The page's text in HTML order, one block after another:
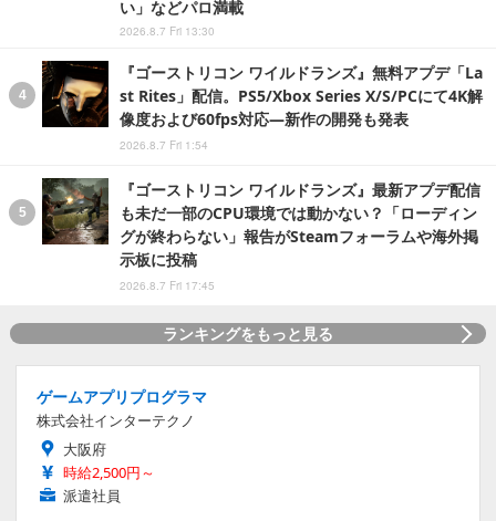
い」などパロ満載
2026.8.7 Fri 13:30
『ゴーストリコン ワイルドランズ』無料アプデ「La
st Rites」配信。PS5/Xbox Series X/S/PCにて4K解
像度および60fps対応―新作の開発も発表
2026.8.7 Fri 1:54
『ゴーストリコン ワイルドランズ』最新アプデ配信
も未だ一部のCPU環境では動かない？「ローディン
グが終わらない」報告がSteamフォーラムや海外掲
示板に投稿
2026.8.7 Fri 17:45
ランキングをもっと見る
ゲームアプリプログラマ
株式会社インターテクノ
大阪府
時給2,500円～
派遣社員